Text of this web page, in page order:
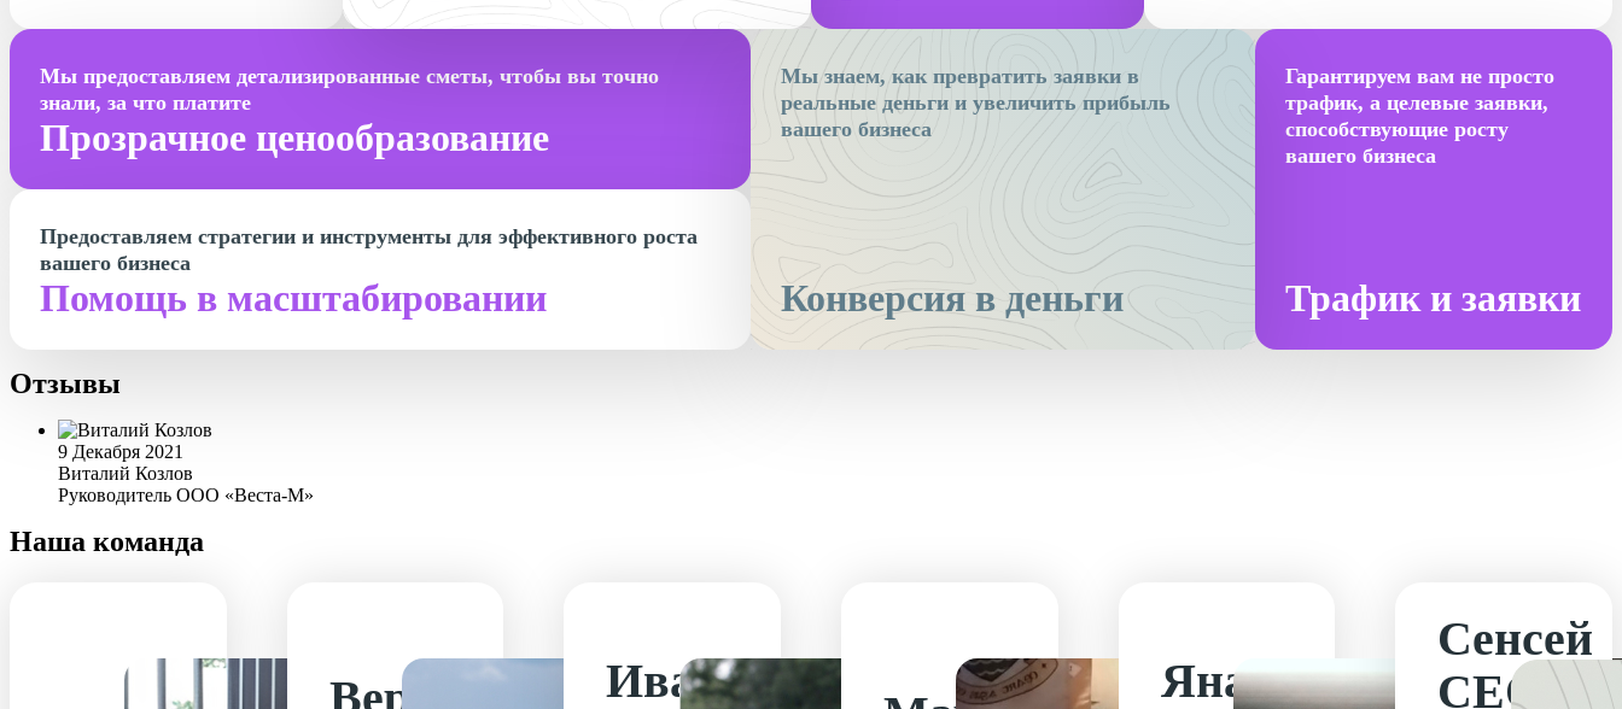
Мы предоставляем детализированные сметы, чтобы вы точно
знали, за что платите
Прозрачное ценообразование
Предоставляем стратегии и инструменты для эффективного роста
вашего бизнеса
Помощь в масштабировании
Мы знаем, как превратить заявки в
реальные деньги и увеличить прибыль
вашего бизнеса
Конверсия в деньги
Гарантируем вам не просто
трафик, а целевые заявки,
способствующие росту
вашего бизнеса
Трафик и заявки
Отзывы
9 Декабря 2021
Виталий Козлов
Руководитель ООО «Веста-М»
Наша команда
Вероника Иван Яна
Сенсей
СЕО